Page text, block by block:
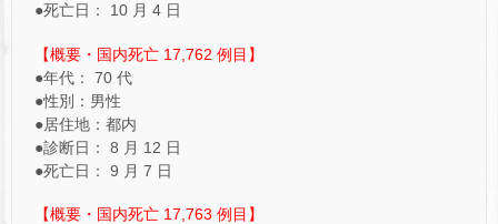
●死亡日： 10 月 4 日
【概要・国内死亡 17,762 例目】
●年代： 70 代
●性別：男性
●居住地：都内
●診断日： 8 月 12 日
●死亡日： 9 月 7 日
【概要・国内死亡 17,763 例目】